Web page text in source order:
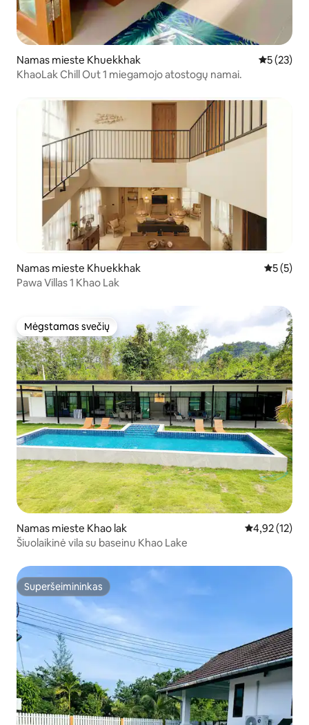
Namas mieste Khuekkhak Vidutinis
5 (23)
KhaoLak Chill Out 1 miegamojo atostogų namai.
Namas mieste Khuekkhak Vidutinis
5 (5)
Pawa Villas 1 Khao Lak
Mėgstamas svečių
Mėgstamas svečių
Namas mieste Khao lak Vidutinis
4,92 (12)
Šiuolaikinė vila su baseinu Khao Lake
Superšeimininkas
Superšeimininkas